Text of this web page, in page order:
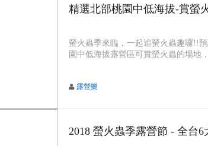
精選北部桃園中低海拔-賞螢
螢火蟲季來臨，一起追螢火蟲趣囉!!
園中低海拔露營區可賞螢火蟲的場地
露營樂
2018 螢火蟲季露營節 - 全台